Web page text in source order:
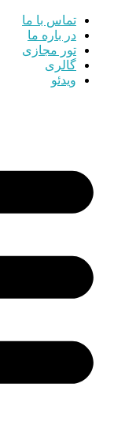
تماس با ما
در باره ما
تور مجازی
گالری
ویدئو